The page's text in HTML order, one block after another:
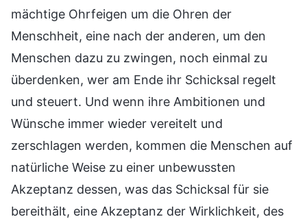
mächtige Ohrfeigen um die Ohren der
Menschheit, eine nach der anderen, um den
Menschen dazu zu zwingen, noch einmal zu
überdenken, wer am Ende ihr Schicksal regelt
und steuert. Und wenn ihre Ambitionen und
Wünsche immer wieder vereitelt und
zerschlagen werden, kommen die Menschen auf
natürliche Weise zu einer unbewussten
Akzeptanz dessen, was das Schicksal für sie
bereithält, eine Akzeptanz der Wirklichkeit, des